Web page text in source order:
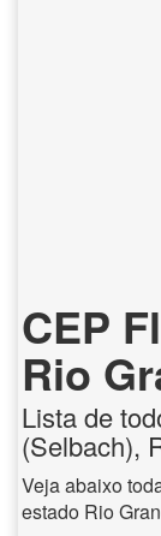
CEP
Rio
Lista de
(Selbach),
Veja abaixo
estado Rio